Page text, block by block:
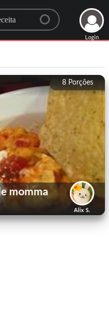
Login
8 Porções
Alix S.
momma